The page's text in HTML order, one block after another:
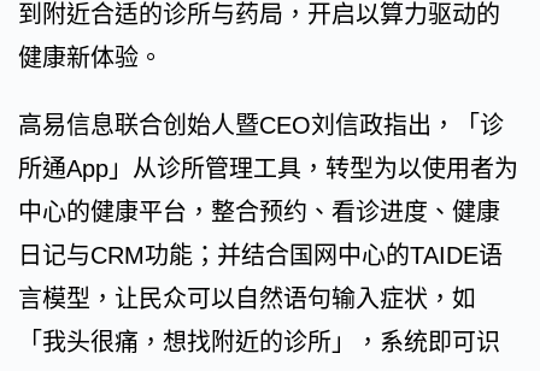
到附近合适的诊所与药局，开启以算力驱动的
健康新体验。
高易信息联合创始人暨CEO刘信政指出，「诊
所通App」从诊所管理工具，转型为以使用者为
中心的健康平台，整合预约、看诊进度、健康
日记与CRM功能；并结合国网中心的TAIDE语
言模型，让民众可以自然语句输入症状，如
「我头很痛，想找附近的诊所」，系统即可识